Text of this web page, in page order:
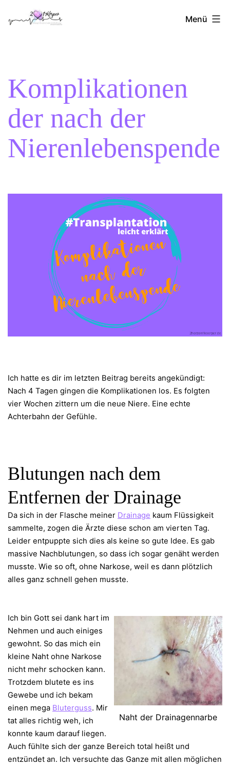
Inhalt2Herzen1Körper Menü
Komplikationen
der nach der
Nierenlebenspende
Ich hatte es dir im letzten Beitrag bereits angekündigt:
Nach 4 Tagen gingen die Komplikationen los. Es folgten
vier Wochen zittern um die neue Niere. Eine echte
Achterbahn der Gefühle.
Blutungen nach dem
Entfernen der Drainage
Da sich in der Flasche meiner Drainage kaum Flüssigkeit
sammelte, zogen die Ärzte diese schon am vierten Tag.
Leider entpuppte sich dies als keine so gute Idee. Es gab
massive Nachblutungen, so dass ich sogar genäht werden
musste. Wie so oft, ohne Narkose, weil es dann plötzlich
alles ganz schnell gehen musste.
Naht der Drainagennarbe
Ich bin Gott sei dank hart im
Nehmen und auch einiges
gewohnt. So das mich ein
kleine Naht ohne Narkose
nicht mehr schocken kann.
Trotzdem blutete es ins
Gewebe und ich bekam
einen mega Bluterguss. Mir
tat alles richtig weh, ich
konnte kaum darauf liegen.
Auch fühlte sich der ganze Bereich total heißt und
entzündet an. Ich versuchte das Ganze mit allen möglichen